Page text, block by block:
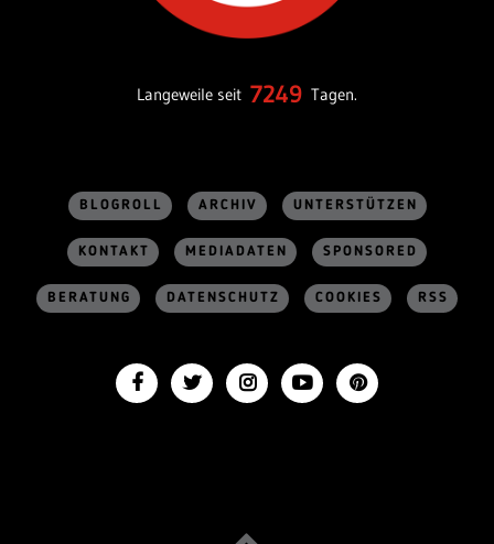
Langeweile seit 7249 Tagen.
BLOGROLL ARCHIV UNTERSTÜTZEN
KONTAKT MEDIADATEN SPONSORED
BERATUNG DATENSCHUTZ COOKIES RSS